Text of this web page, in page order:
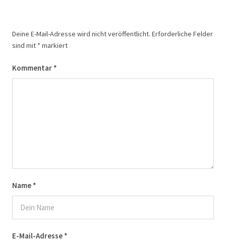
Deine E-Mail-Adresse wird nicht veröffentlicht. Erforderliche Felder
sind mit * markiert
Kommentar *
Name *
E-Mail-Adresse *